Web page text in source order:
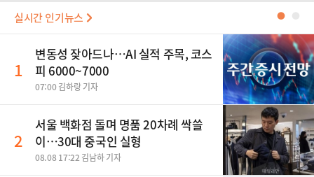
실시간 인기뉴스 ●
1
변동성 잦아드나…AI 실적 주목, 코스
피 6000~7000
07:00 김하랑 기자
2
서울 백화점 돌며 명품 20차례 싹쓸
이…30대 중국인 실형
08.08 17:22 김남하 기자